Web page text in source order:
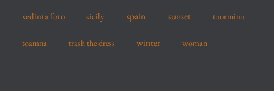
sedinta foto sicily spain sunset taormina
toamna trash the dress winter woman